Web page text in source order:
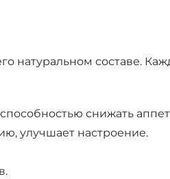
натуральном составе.
снижать
улучшает настроение.